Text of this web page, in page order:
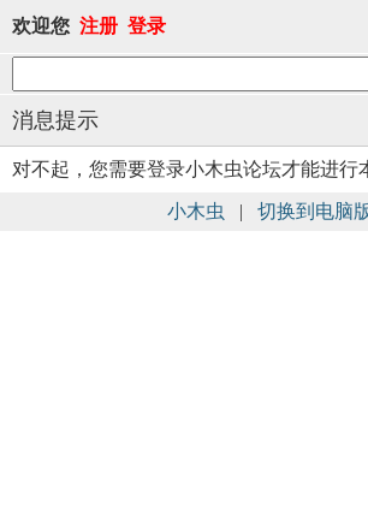
欢迎您 注册 登录
消息提示
对不起，您需要登录小木虫论坛才能进行
小木虫 | 切换到电脑